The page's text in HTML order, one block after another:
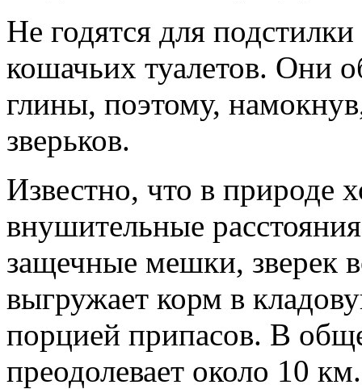
Не годятся для
кошачьих туалетов. Они
глины, поэтому,
зверьков.
Известно, что в природе
внушительные
защечные мешки, зверек
выгружает корм в
порцией припасов. В
преодолевает около 10 км.